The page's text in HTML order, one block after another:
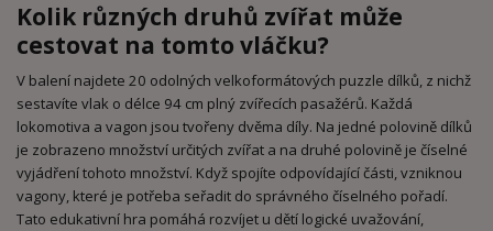
Kolik různých druhů zvířat může
cestovat na tomto vláčku?
V balení najdete 20 odolných velkoformátových puzzle dílků, z nichž
sestavíte vlak o délce 94 cm plný zvířecích pasažérů. Každá
lokomotiva a vagon jsou tvořeny dvěma díly. Na jedné polovině dílků
je zobrazeno množství určitých zvířat a na druhé polovině je číselné
vyjádření tohoto množství. Když spojíte odpovídající části, vzniknou
vagony, které je potřeba seřadit do správného číselného pořadí.
Tato edukativní hra pomáhá rozvíjet u dětí logické uvažování,